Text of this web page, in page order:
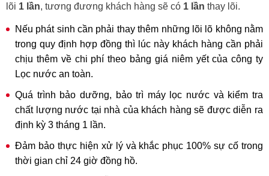
lõi 1 lần, tương đương khách hàng sẽ có 1 lần thay lõi.
Nếu phát sinh cần phải thay thêm những lõi lõ không nằm
trong quy định hợp đồng thì lúc này khách hàng cần phải
chịu thêm về chi phí theo bảng giá niêm yết của công ty
Lọc nước an toàn.
Quá trình bảo dưỡng, bảo trì máy lọc nước và kiểm tra
chất lượng nước tại nhà của khách hàng sẽ được diễn ra
định kỳ 3 tháng 1 lần.
Đảm bảo thực hiện xử lý và khắc phục 100% sự cố trong
thời gian chỉ 24 giờ đồng hồ.